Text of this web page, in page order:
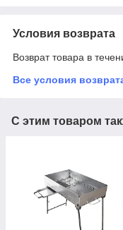
Условия возврата
Возврат товара в
Все условия
С этим товаром